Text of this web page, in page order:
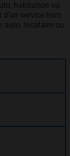
habitation ou
service hors
auto, locataire ou